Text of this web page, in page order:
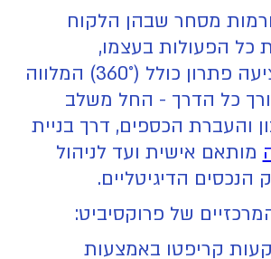
מסחר שבהן הלקוח
כל הפעולות בעצמו,
פרוקסיביט מציעה פתרון כולל (360°) המלווה
כל הדרך - החל משלב
והעברת הכספים, דרך בניית
מותאם אישית ועד לניהול
הדיגיטליים.
של פרוקסיביט:
קריפטו באמצעות